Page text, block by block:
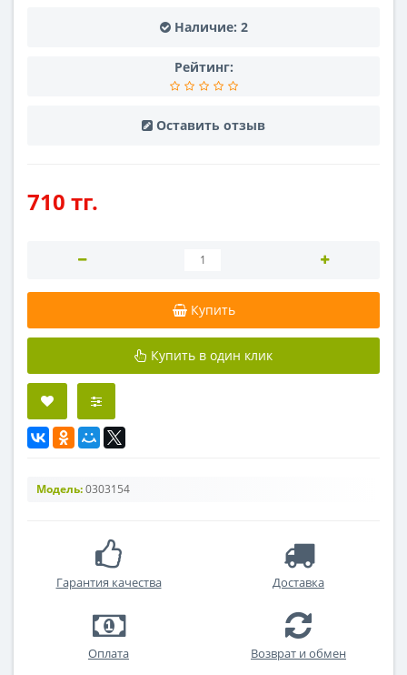
Наличие: 2
Рейтинг:
Оставить отзыв
710 тг.
Купить
Купить в один клик
Модель:0303154
Гарантия качества Доставка
Оплата Возврат и обмен